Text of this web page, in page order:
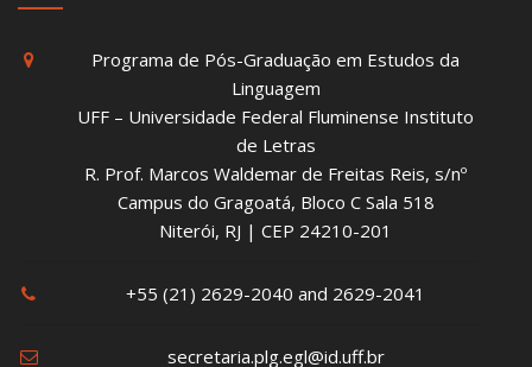
Programa de Pós-Graduação em Estudos da
Linguagem
UFF – Universidade Federal Fluminense Instituto
de Letras
R. Prof. Marcos Waldemar de Freitas Reis, s/nº
Campus do Gragoatá, Bloco C Sala 518
Niterói, RJ | CEP 24210-201
+55 (21) 2629-2040 and 2629-2041
secretaria.plg.egl@id.uff.br